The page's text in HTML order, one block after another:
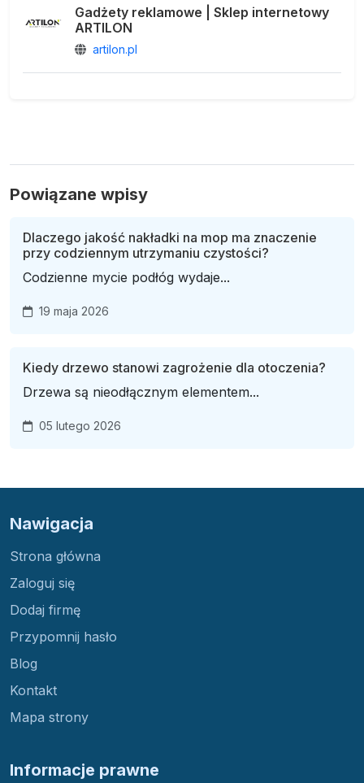
Gadżety reklamowe | Sklep internetowy
ARTILON
artilon.pl
Powiązane wpisy
Dlaczego jakość nakładki na mop ma znaczenie
przy codziennym utrzymaniu czystości?
Codzienne mycie podłóg wydaje...
19 maja 2026
Kiedy drzewo stanowi zagrożenie dla otoczenia?
Drzewa są nieodłącznym elementem...
05 lutego 2026
Nawigacja
Strona główna
Zaloguj się
Dodaj firmę
Przypomnij hasło
Blog
Kontakt
Mapa strony
Informacje prawne